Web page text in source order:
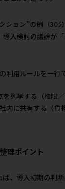
ション”の例（30
導入検討の議論が
利用ルールを一行
列挙する（権限／
内に共有する（負
理ポイント
ば、導入初期の判